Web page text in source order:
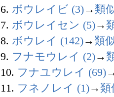
6. ボウレイビ (3)→ 類
7. ボウレイセン (5)→
8. ボウレイ (142)→ 類
9. フナモウレイ (2)→
10. フナユウレイ (69)
11. フネノレイ (1)→ 類